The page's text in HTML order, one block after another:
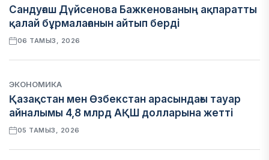
Сандуғаш Дүйсенова Бажкенованың ақпаратты
қалай бұрмалағанын айтып берді
06 ТАМЫЗ, 2026
ЭКОНОМИКА
Қазақстан мен Өзбекстан арасындағы тауар
айналымы 4,8 млрд АҚШ долларына жетті
05 ТАМЫЗ, 2026